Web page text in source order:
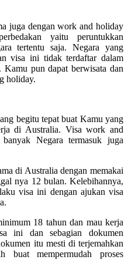
juga dengan work and holiday
yaitu peruntukkan
tertentu saja. Negara yang
visa ini tidak terdaftar dalam
pun dapat berwisata dan
holiday.
begitu tepat buat Kamu yang
di Australia. Visa work and
Negara termasuk juga
di Australia dengan memakai
nya 12 bulan. Kelebihannya,
visa ini dengan ajukan visa
18 tahun dan mau kerja
ini dan sebagian dokumen
itu mesti di terjemahkan
buat mempermudah proses